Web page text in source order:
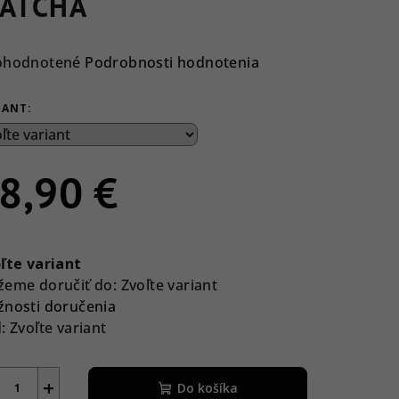
Podrobnosti hodnotenia
€
variant
doručiť do: Zvoľte variant
doručenia
Zvoľte variant
+ Do košíka